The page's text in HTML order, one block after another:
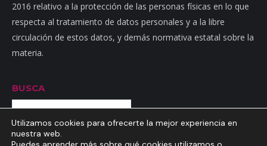
2016 relativo a la protección de las personas físicas en lo que
respecta al tratamiento de datos personales y a la libre
circulación de estos datos, y demás normativa estatal sobre la
materia.
BUSCA
Buscar
Utilizamos cookies para ofrecerte la mejor experiencia en
nuestra web.